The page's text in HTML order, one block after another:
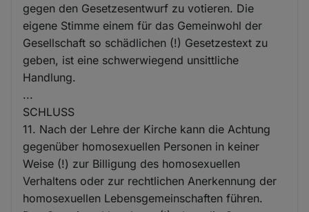
gegen den Gesetzesentwurf zu votieren. Die
eigene Stimme einem für das Gemeinwohl der
Gesellschaft so schädlichen (!) Gesetzestext zu
geben, ist eine schwerwiegend unsittliche
Handlung.
...
SCHLUSS
11. Nach der Lehre der Kirche kann die Achtung
gegenüber homosexuellen Personen in keiner
Weise (!) zur Billigung des homosexuellen
Verhaltens oder zur rechtlichen Anerkennung der
homosexuellen Lebensgemeinschaften führen.